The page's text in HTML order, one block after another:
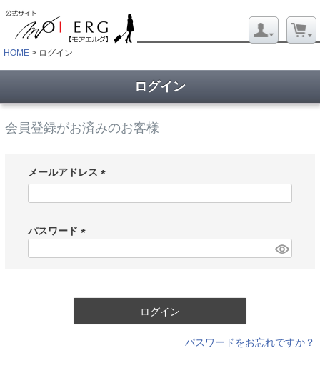
HOME ログイン
ログイン
会員登録がお済みのお客様
メールアドレス
必
パスワード
ログイン
パスワードをお忘れですか？